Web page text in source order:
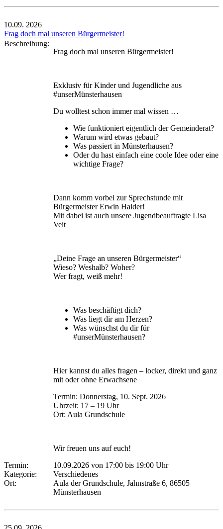
10.09. 2026
Frag doch mal unseren Bürgermeister!
Beschreibung:
Frag doch mal unseren Bürgermeister!
Exklusiv für Kinder und Jugendliche aus
#unserMünsterhausen
Du wolltest schon immer mal wissen …
Wie funktioniert eigentlich der Gemeinderat?
Warum wird etwas gebaut?
Was passiert in Münsterhausen?
Oder du hast einfach eine coole Idee oder eine
wichtige Frage?
Dann komm vorbei zur Sprechstunde mit
Bürgermeister Erwin Haider!
Mit dabei ist auch unsere Jugendbeauftragte Lisa
Veit
„Deine Frage an unseren Bürgermeister“
Wieso? Weshalb? Woher?
Wer fragt, weiß mehr!
Was beschäftigt dich?
Was liegt dir am Herzen?
Was wünschst du dir für
#unserMünsterhausen?
Hier kannst du alles fragen – locker, direkt und ganz
mit oder ohne Erwachsene
Termin: Donnerstag, 10. Sept. 2026
Uhrzeit: 17 – 19 Uhr
Ort: Aula Grundschule
Wir freuen uns auf euch!
Termin:
10.09.2026 von 17:00 bis 19:00 Uhr
Kategorie:
Verschiedenes
Ort:
Aula der Grundschule, Jahnstraße 6, 86505
Münsterhausen